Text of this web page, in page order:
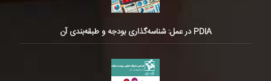
PDIA در عمل: شناسه‌گذاری بودجه و طبقه‌بندی آن